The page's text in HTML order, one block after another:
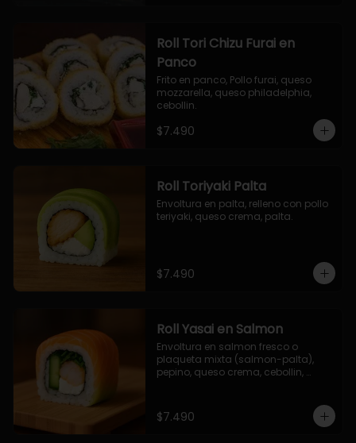
Roll Tori Chizu Furai en
Panco
Frito en panco, Pollo furai, queso
mozzarella, queso philadelphia,
cebollin.
$7.490
Roll Toriyaki Palta
Envoltura en palta, relleno con pollo
teriyaki, queso crema, palta.
$7.490
Roll Yasai en Salmon
Envoltura en salmon fresco o
plaqueta mixta (salmon-palta),
pepino, queso crema, cebollin,
$7.490